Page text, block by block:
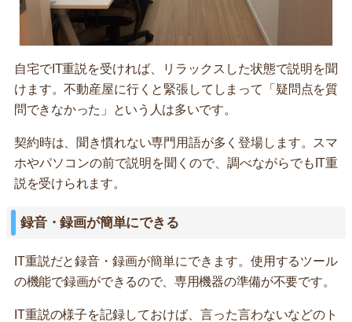
自宅でIT重説を受ければ、リラックスした状態で説明を聞
けます。不動産屋に行くと緊張してしまって「疑問点を質
問できなかった」という人は多いです。
契約時は、聞き慣れない専門用語が多く登場します。スマ
ホやパソコンの前で説明を聞くので、調べながらでもIT重
説を受けられます。
録音・録画が簡単にできる
IT重説だと録音・録画が簡単にできます。使用するツール
の機能で録画ができるので、専用機器の準備が不要です。
IT重説の様子を記録しておけば、言った言わないなどのト